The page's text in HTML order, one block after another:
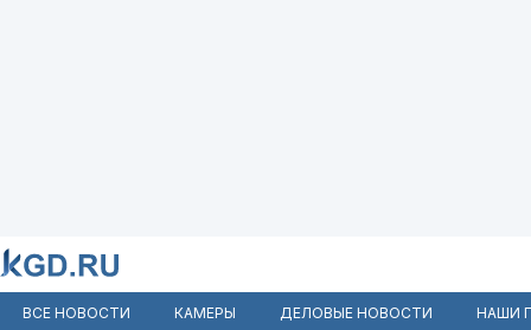
ВСЕ НОВОСТИ КАМЕРЫ ДЕЛОВЫЕ НОВОСТИ НАШИ